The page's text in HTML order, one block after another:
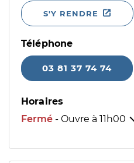
S'Y RENDRE
Téléphone
03 81 37 74 74
Horaires
Fermé - Ouvre à 11h00